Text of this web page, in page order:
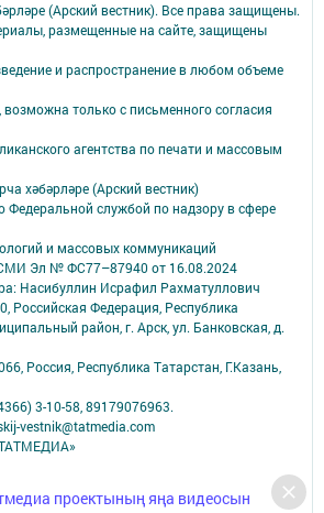
проектының яңа видеосын
(Арский вестник). Все права защищены.
размещенные на сайте, защищены
и распространение в любом объеме
только с письменного согласия
агентства по печати и массовым
хәбәрләре (Арский вестник)
Федеральной службой по надзору в сфере
и массовых коммуникаций
СМИ Эл № ФС77–87940 от 16.08.2024
Насибуллин Исрафил Рахматуллович
Российская Федерация, Республика
район, г. Арск, ул. Банковская, д.
Россия, Республика Татарстан, Г.Казань,
3-10-58, 89179076963.
vestnik@tatmedia.com
«cookie»для персонализации сервисов и